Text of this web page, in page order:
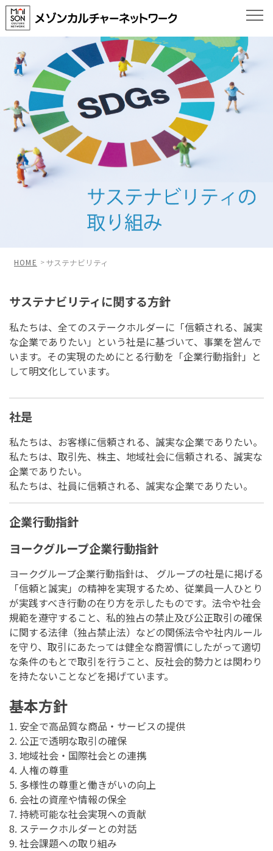
HOME サステナビリティ
サステナビリティに関する方針
私たちは、全てのステークホルダーに「信頼される、誠実
な企業でありたい」という社是に基づいて、事業を営んで
います。その実現のためにとる行動を「企業行動指針」と
して明文化しています。
社是
私たちは、お客様に信頼される、誠実な企業でありたい。
私たちは、取引先、株主、地域社会に信頼される、誠実な
企業でありたい。
私たちは、社員に信頼される、誠実な企業でありたい。
企業行動指針
ヨークグループ企業行動指針
ヨークグループ企業行動指針は、 グループの社是に掲げる
「信頼と誠実」の精神を実現するため、従業員一人ひとり
が実践すべき行動の在り方を示したものです。法令や社会
規範を遵守すること、私的独占の禁止及び公正取引の確保
に関する法律（独占禁止法）などの関係法令や社内ルール
を守り、取引にあたっては健全な商習慣にしたがって適切
な条件のもとで取引を行うこと、反社会的勢力とは関わり
を持たないことなどを掲げています。
基本方針
1. 安全で高品質な商品・サービスの提供
2. 公正で透明な取引の確保
3. 地域社会・国際社会との連携
4. 人権の尊重
5. 多様性の尊重と働きがいの向上
6. 会社の資産や情報の保全
7. 持続可能な社会実現への貢献
8. ステークホルダーとの対話
9. 社会課題への取り組み